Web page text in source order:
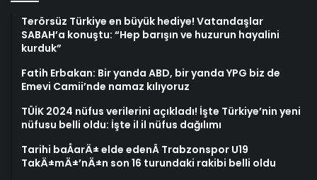
Terörsüz Türkiye en büyük hediye! Vatandaşlar
SABAH’a konuştu: “Hep barışın ve huzurun hayalini
kurduk”
Fatih Erbakan: Bir yanda ABD, bir yanda YPG biz de
Emevi Camii’nde namaz kılıyoruz
TÜİK 2024 nüfus verilerini açıkladı! İşte Türkiye’nin yeni
nüfusu belli oldu: İşte il il nüfus dağılımı
Tarihi baÅarÄ± elde edenÂ Trabzonspor U19
TakÄ±mÄ±’nÄ±n son 16 turundaki rakibi belli oldu